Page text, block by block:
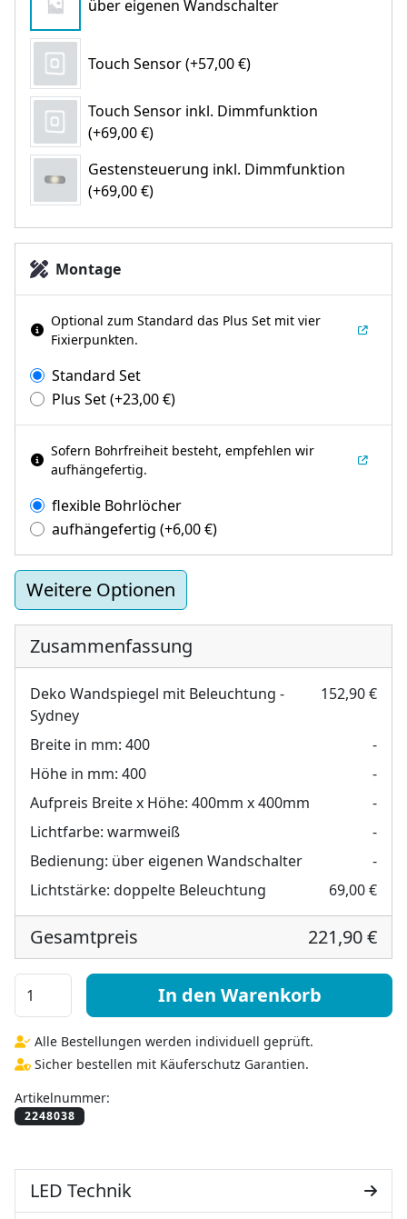
über eigenen Wandschalter
Touch Sensor (+57,00 €)
Touch Sensor inkl. Dimmfunktion
(+69,00 €)
Gestensteuerung inkl. Dimmfunktion
(+69,00 €)
Montage
Optional zum Standard das Plus Set mit vier
Fixierpunkten.
Standard Set
Plus Set(+23,00€)
Sofern Bohrfreiheit besteht, empfehlen wir
aufhängefertig.
flexible Bohrlöcher
aufhängefertig (+6,00€)
Weitere Optionen
Zusammenfassung
Deko Wandspiegel mit Beleuchtung -
Sydney
152,90 €
Breite in mm: 400
-
Höhe in mm: 400
-
Aufpreis Breite x Höhe: 400mm x 400mm
-
Lichtfarbe: warmweiß
-
Bedienung: über eigenen Wandschalter
-
Lichtstärke: doppelte Beleuchtung 69,00 €
Gesamtpreis 221,90 €
Deko Wandspiegel mit Beleuchtung - Sydney Menge
In den Warenkorb
Alle Bestellungen werden individuell geprüft.
Sicher bestellen mit Käuferschutz Garantien.
Artikelnummer:
LED Technik